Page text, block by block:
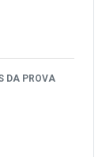
DA PROVA